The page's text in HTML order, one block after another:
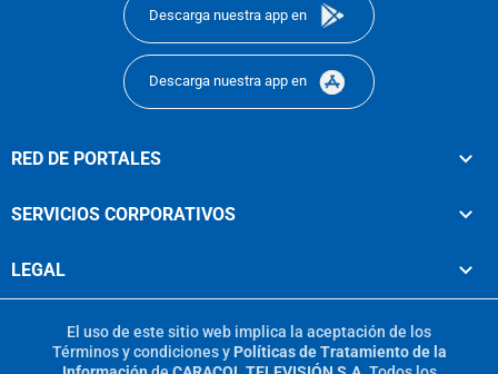
Descarga nuestra app en
Descarga nuestra app en
RED DE PORTALES
SERVICIOS CORPORATIVOS
LEGAL
El uso de este sitio web implica la aceptación de los
Términos y condicionesy Políticas de Tratamiento de la